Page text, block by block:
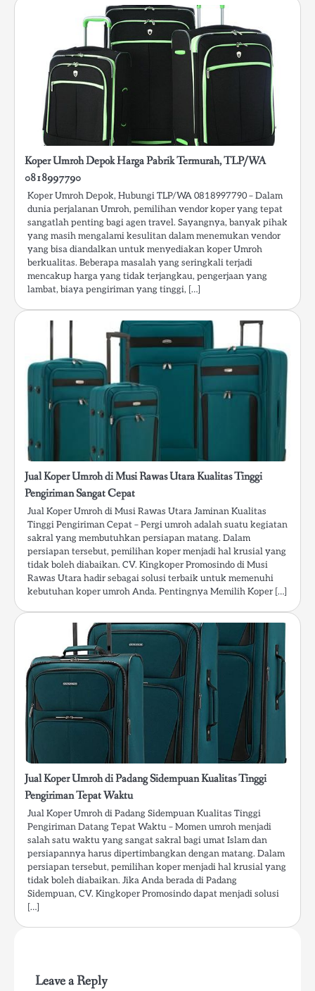
Koper Umroh Depok Harga Pabrik Termurah, TLP/WA
0818997790
Koper Umroh Depok, Hubungi TLP/WA 0818997790 – Dalam
dunia perjalanan Umroh, pemilihan vendor koper yang tepat
sangatlah penting bagi agen travel. Sayangnya, banyak pihak
yang masih mengalami kesulitan dalam menemukan vendor
yang bisa diandalkan untuk menyediakan koper Umroh
berkualitas. Beberapa masalah yang seringkali terjadi
mencakup harga yang tidak terjangkau, pengerjaan yang
lambat, biaya pengiriman yang tinggi, […]
Jual Koper Umroh di Musi Rawas Utara Kualitas Tinggi
Pengiriman Sangat Cepat
Jual Koper Umroh di Musi Rawas Utara Jaminan Kualitas
Tinggi Pengiriman Cepat – Pergi umroh adalah suatu kegiatan
sakral yang membutuhkan persiapan matang. Dalam
persiapan tersebut, pemilihan koper menjadi hal krusial yang
tidak boleh diabaikan. CV. Kingkoper Promosindo di Musi
Rawas Utara hadir sebagai solusi terbaik untuk memenuhi
kebutuhan koper umroh Anda. Pentingnya Memilih Koper […]
Jual Koper Umroh di Padang Sidempuan Kualitas Tinggi
Pengiriman Tepat Waktu
Jual Koper Umroh di Padang Sidempuan Kualitas Tinggi
Pengiriman Datang Tepat Waktu – Momen umroh menjadi
salah satu waktu yang sangat sakral bagi umat Islam dan
persiapannya harus dipertimbangkan dengan matang. Dalam
persiapan tersebut, pemilihan koper menjadi hal krusial yang
tidak boleh diabaikan. Jika Anda berada di Padang
Sidempuan, CV. Kingkoper Promosindo dapat menjadi solusi
[…]
Leave a Reply